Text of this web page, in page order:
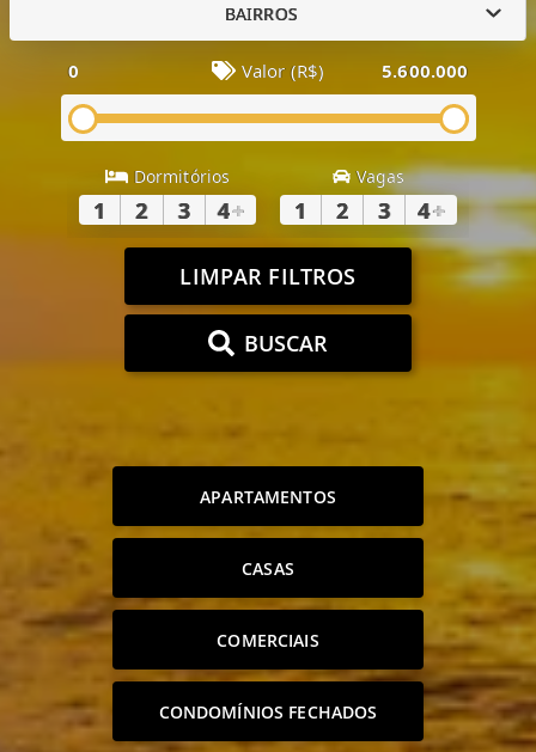
BAIRROS
0 Valor (R$) 5.600.000
Dormitórios
1 2 3 4+
Vagas
1 2 3 4+
LIMPAR FILTROS
BUSCAR
APARTAMENTOS
CASAS
COMERCIAIS
CONDOMÍNIOS FECHADOS